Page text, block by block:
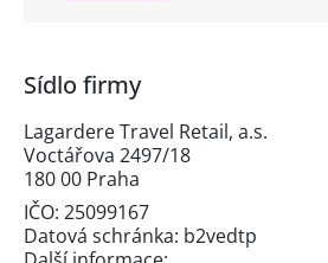
Sídlo firmy
Lagardere Travel Retail, a.s.
Voctářova 2497/18
180 00 Praha
IČO: 25099167
Datová schránka: b2vedtp